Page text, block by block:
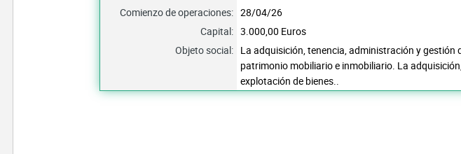
Comienzo de operaciones: 28/04/26
Capital: 3.000,00 Euros
Objeto social: La adquisición, tenencia, administración y
patrimonio mobiliario e inmobiliario. La
explotación de bienes..